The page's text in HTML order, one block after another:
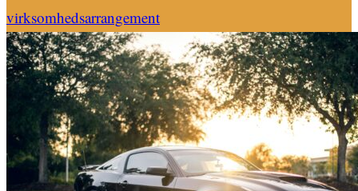
virksomhedsarrangement